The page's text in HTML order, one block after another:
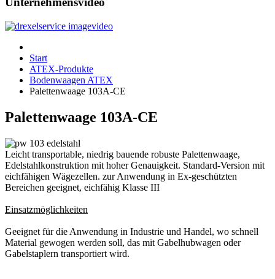
Start
ATEX-Produkte
Bodenwaagen ATEX
Palettenwaage 103A-CE
Palettenwaage 103A-CE
Leicht transportable, niedrig bauende robuste Palettenwaage,
Edelstahlkonstruktion mit hoher Genauigkeit. Standard-Version mit
eichfähigen Wägezellen. zur Anwendung in Ex-geschützten
Bereichen geeignet, eichfähig Klasse III
Einsatzmöglichkeiten
Geeignet für die Anwendung in Industrie und Handel, wo schnell
Material gewogen werden soll, das mit Gabelhubwagen oder
Gabelstaplern transportiert wird.